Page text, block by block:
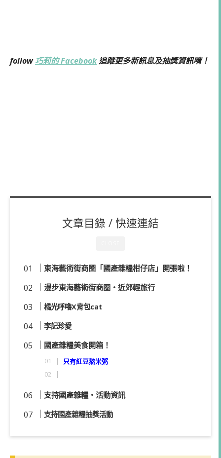
follow巧莉的 Facebook追蹤更多新訊息及抽獎資訊唷！
文章目錄 / 快速連結
東海藝術街商圈「國產雜糧柑仔店」開張啦！
漫步東海藝術街商圈・近郊輕旅行
橘光呼嚕X背包cat
李記珍愛
國產雜糧美食開箱！
只有紅豆熬米粥
支持國產雜糧・活動資訊
支持國產雜糧抽獎活動